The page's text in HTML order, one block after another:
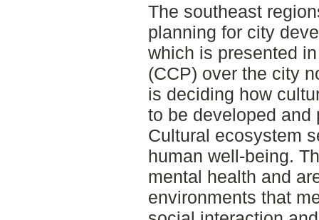
The southeast
planning for city
which is presented
(CCP) over the city
is deciding how
to be developed and
Cultural ecosystem
human well-being.
mental health and
environments that